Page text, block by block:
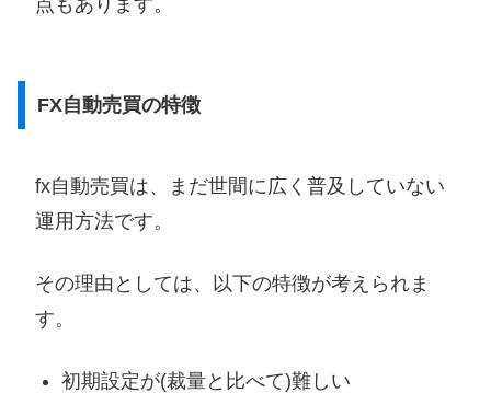
点もあります。
FX自動売買の特徴
fx自動売買は、まだ世間に広く普及していない
運用方法です。
その理由としては、以下の特徴が考えられま
す。
初期設定が(裁量と比べて)難しい